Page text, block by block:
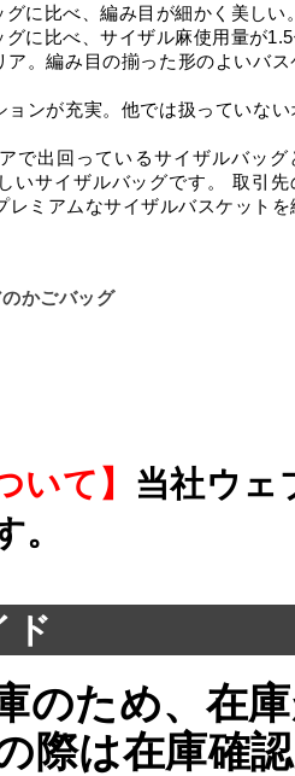
に比べ、編み目が細かく美しい
に比べ、サイザル麻使用量が
ア。編み目の揃った形のよいバス
ョンが充実。他では扱っていない
で出回っているサイザルバッグ
いサイザルバッグです。 取引先
レミアムなサイザルバスケット
かごバッグ
いて】 当社ウェ
。
ガイド
のため、在
際は在庫確